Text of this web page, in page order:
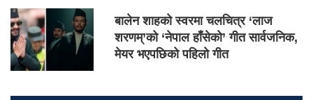
बालेन शाहको स्वरमा चलचित्र ‘लाज
शरणम्’को ‘नेपाल हाँसेको’ गीत सार्वजनिक,
मेयर भएपछिको पहिलो गीत